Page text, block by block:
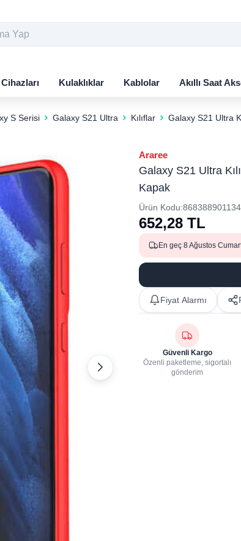
Kulaklıklar Kablolar Akıllı Saat
S Serisi Galaxy S21 Ultra Kılıflar Galaxy S21 Ultra
Araree
Galaxy S21 Ultra
Kapak
Ürün Kodu:
652,28 TL
En geç 8 Ağustos
Fiyat Alarmı
Güvenli Kargo
Özenli paketleme, sigortalı
gönderim